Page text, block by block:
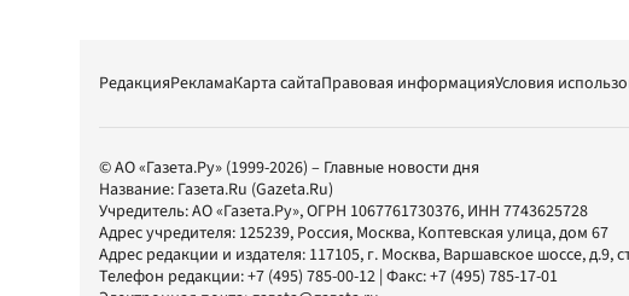
РедакцияРекламаКарта сайтаПравовая информацияУсловия
© АО «Газета.Ру» (1999-2026) – Главные новости дня
Название: Газета.Ru (Gazeta.Ru)
Учредитель:АО «Газета.Ру», ОГРН 1067761730376, ИНН 7743625728
Адрес учредителя: 125239, Россия, Москва, Коптевская улица, дом 67
Адрес редакции и издателя: 117105, г. Москва, Варшавское шоссе, д.9,
Телефон редакции:+7 (495) 785-00-12 | Факс:+7 (495) 785-17-01